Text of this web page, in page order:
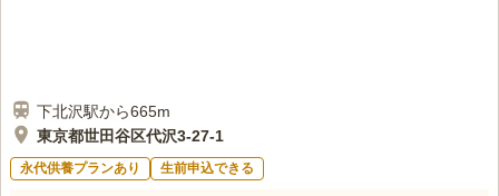
下北沢駅から665m
東京都世田谷区代沢3-27-1
永代供養プランあり 生前申込できる